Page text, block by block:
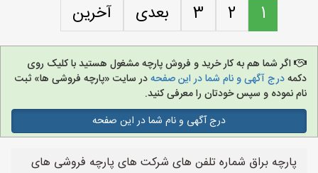
1
2
3 بعدی آخرین
اگر شما هم به کار خرید و فروش پارچه مشغول هستید با کلیک روی
دکمهدرج آگهی و نام شما در این صفحهدر سایت «پارچه فروشی ها» ثبت
نام نموده و سپس خودتان را معرفی کنید.
درج آگهی و نام شما در این صفحه
پارچه براق شماره تلفن های شرکت های پارچه فروشی های